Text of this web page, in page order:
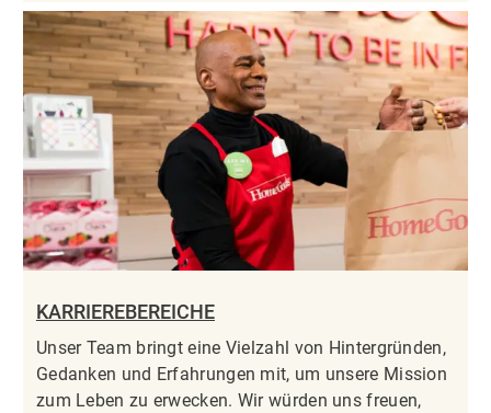
KARRIEREBEREICHE
Unser Team bringt eine Vielzahl von Hintergründen,
Gedanken und Erfahrungen mit, um unsere Mission
zum Leben zu erwecken. Wir würden uns freuen,